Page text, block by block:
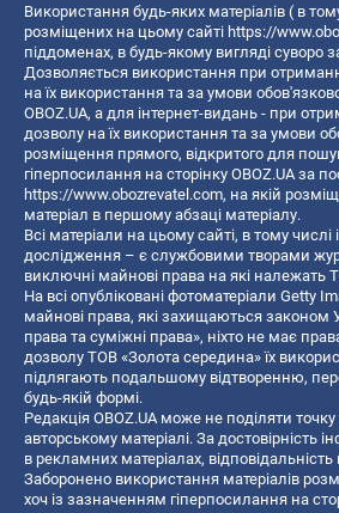
Використання будь-яких матеріалів ( в
розміщених на цьому сайті https://
піддоменах, в будь-якому вигляді суворо
Дозволяється використання при
на їх використання та за умови
OBOZ.UA, а для інтернет-видань - при
дозволу на їх використання та за умови
розміщення прямого, відкритого для
гіперпосилання на сторінку OBOZ.UA за
https://www.obozrevatel.com, на якій
матеріал в першому абзаці матеріалу.
Всі матеріали на цьому сайті, в тому числі
дослідження – є службовими творами
виключні майнові права на які належать
На всі опубліковані фотоматеріали Getty
майнові права, які захищаються законом
права та суміжні права», ніхто не має
дозволу ТОВ «Золота середина» їх
підлягають подальшому відтворенню,
будь-якій формі.
Редакція OBOZ.UA може не поділяти
авторському матеріалі. За достовірність
в рекламних матеріалах,
Заборонено використання матеріалів
хоч із зазначенням гіперпосилання на